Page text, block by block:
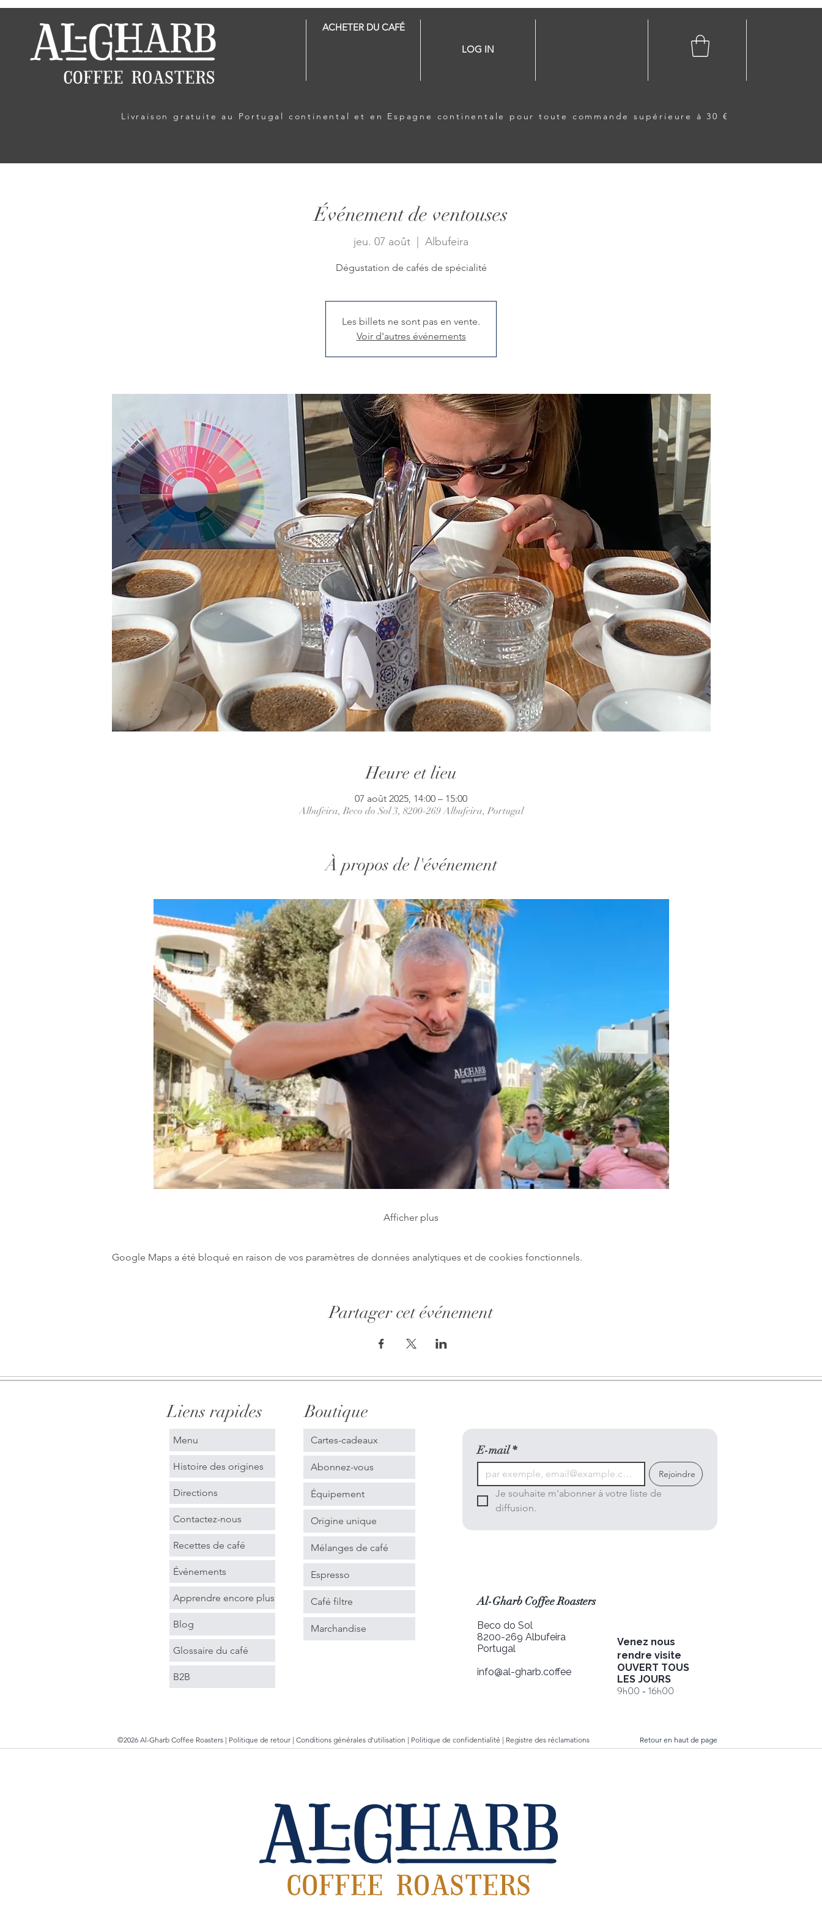
ACHETER DU CAFÉ
LOG IN
Livraison gratuite au Portugal continental et en Espagne continentale pour toute commande supérieure à 30 €
Événement de ventouses
jeu. 07 août
  |
Albufeira
Dégustation de cafés de spécialité
Les billets ne sont pas en vente.
Voir d'autres événements
Heure et lieu
07 août 2025, 14:00 – 15:00
Albufeira, Beco do Sol 3, 8200-269 Albufeira, Portugal
À propos de l'événement
Afficher plus
Google Maps a été bloqué en raison de vos paramètres de données analytiques et de cookies fonctionnels.
Partager cet événement
Liens rapides
Menu
Histoire des origines
Directions
Contactez-nous
Recettes de café
Événements
Apprendre encore plus
Blog
Glossaire du café
B2B
Boutique
Cartes-cadeaux
Abonnez-vous
Équipement
Origine unique
Mélanges de café
Espresso
Café filtre
Marchandise
E-mail *
Rejoindre
Je souhaite m'abonner à votre liste de
diffusion.
Al-Gharb Coffee Roasters
Beco do Sol
8200-269 Albufeira
Portugal
info@al-gharb.coffee
Venez nous
rendre visite
OUVERT TOUS
LES JOURS
9h00 - 16h00
©2026 Al-Gharb Coffee Roasters | Politique de retour | Conditions générales d'utilisation | Politique de confidentialité | Registre des réclamations Retour en haut de page